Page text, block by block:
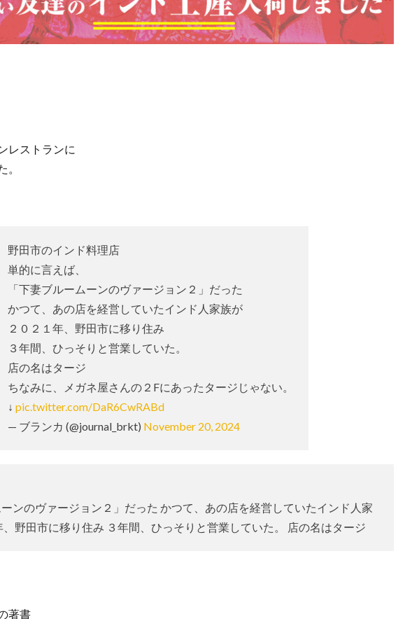
レストランに
。
野田市のインド料理店
単的に言えば、
「下妻ブルームーンのヴァージョン２」だった
かつて、あの店を経営していたインド人家族が
２０２１年、野田市に移り住み
３年間、ひっそりと営業していた。
店の名はタージ
ちなみに、メガネ屋さんの２Fにあったタージじゃない。
↓pic.twitter.com/DaR6CwRABd
— ブランカ (@journal_brkt) November 20, 2024
ーンのヴァージョン２」だった かつて、あの店を経営していたインド人家
野田市に移り住み ３年間、ひっそりと営業していた。 店の名はタージ
著書